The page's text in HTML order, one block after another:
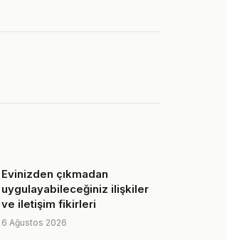
Evinizden çıkmadan
uygulayabileceğiniz ilişkiler
ve iletişim fikirleri
6 Ağustos 2026